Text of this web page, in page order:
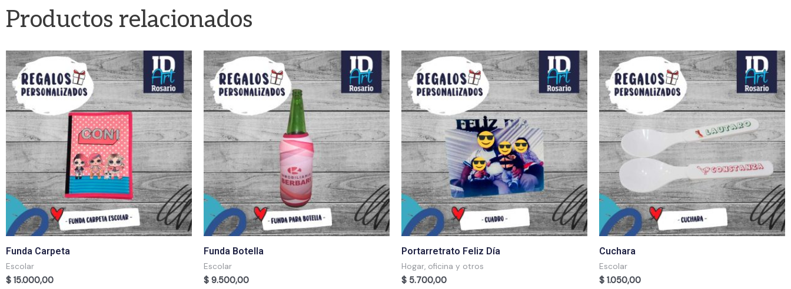
Productos relacionados
Funda Carpeta
Escolar
$ 15.000,00
Funda Botella
Escolar
$ 9.500,00
Portarretrato Feliz Día
Hogar, oficina y otros
$ 5.700,00
Cuchara
Escolar
$ 1.050,00